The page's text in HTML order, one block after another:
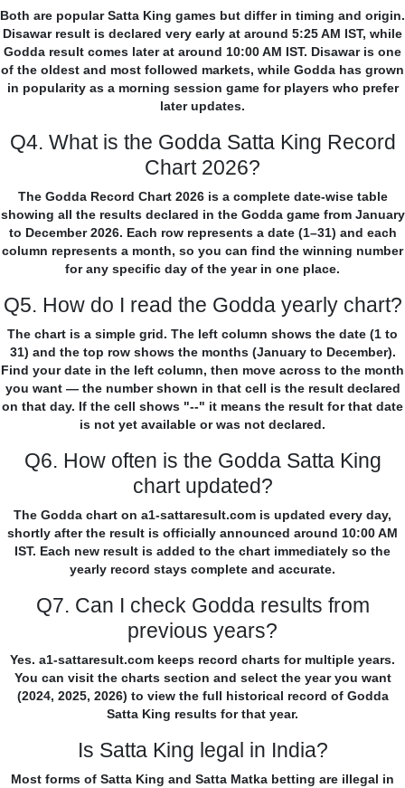
Both are popular Satta King games but differ in timing and origin.
Disawar result is declared very early at around 5:25 AM IST, while
Godda result comes later at around 10:00 AM IST. Disawar is one
of the oldest and most followed markets, while Godda has grown
in popularity as a morning session game for players who prefer
later updates.
Q4. What is the Godda Satta King Record
Chart 2026?
The Godda Record Chart 2026 is a complete date-wise table
showing all the results declared in the Godda game from January
to December 2026. Each row represents a date (1–31) and each
column represents a month, so you can find the winning number
for any specific day of the year in one place.
Q5. How do I read the Godda yearly chart?
The chart is a simple grid. The left column shows the date (1 to
31) and the top row shows the months (January to December).
Find your date in the left column, then move across to the month
you want — the number shown in that cell is the result declared
on that day. If the cell shows "--" it means the result for that date
is not yet available or was not declared.
Q6. How often is the Godda Satta King
chart updated?
The Godda chart on a1-sattaresult.com is updated every day,
shortly after the result is officially announced around 10:00 AM
IST. Each new result is added to the chart immediately so the
yearly record stays complete and accurate.
Q7. Can I check Godda results from
previous years?
Yes. a1-sattaresult.com keeps record charts for multiple years.
You can visit the charts section and select the year you want
(2024, 2025, 2026) to view the full historical record of Godda
Satta King results for that year.
Is Satta King legal in India?
Most forms of Satta King and Satta Matka betting are illegal in